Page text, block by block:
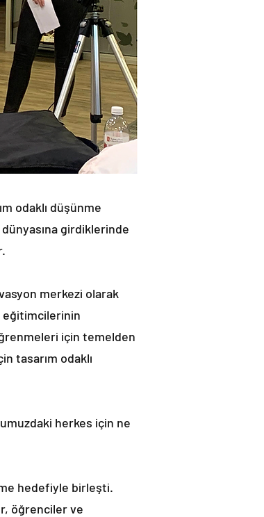
odaklı düşünme
girdiklerinde
merkezi olarak
eğitimcilerinin
için temelden
tasarım odaklı
herkes için ne
hedefiyle birleşti.
öğrenciler ve